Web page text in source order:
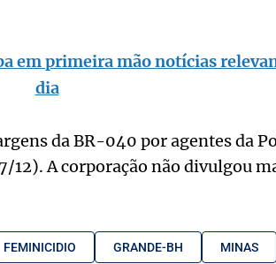
em primeira mão notícias
dia
da BR-040 por agentes da
12). A corporação não divulgou
FEMINICIDIO GRANDE-BH MINAS